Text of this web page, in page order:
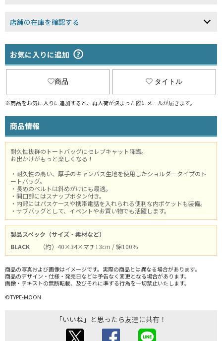
店舗の在庫を確認する
お気に入りに追加
商品 タイトル
※商品をお気に入りに追加すると、再入荷が決まった際にメールが届きます。
商品情報
耐久性抜群のトートバッグにセレブキャット降臨。
お出かけがもっと楽しくなる！
・耐久性の高い、厚手のキャンバス生地を使用したショルダータイプのト
ートバッグ。
・長めのベルトは斜めがけにも最適。
・開口部にはスナップボタン付き。
・内部にはパスケースや携帯電話を入れられる便利な内ポケットも装備。
・サブバッグとして、イベントやお買い物でも活躍します。
製品スペック（サイズ・素材など）
BLACK
（約）40×34×マチ13cm / 綿100％
商品の写真および画像はイメージです。実際の商品とは異なる場合があります。
商品のデザイン・仕様・発売日などは予告なく変更となる場合があります。
画像・テキストの無断転載、及びそれに準ずる行為を一切禁止いたします。
©TYPE-MOON
「いいね」と思ったら友達に共有！